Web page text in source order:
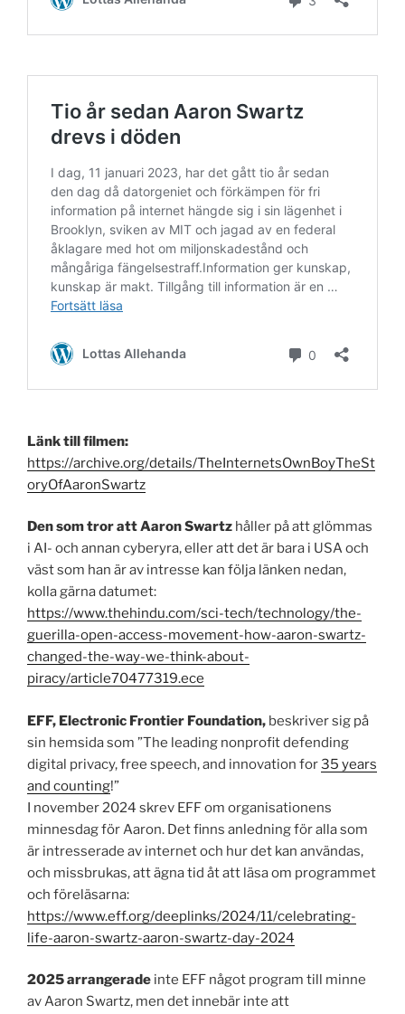
Länk till filmen:
https://archive.org/details/TheInternetsOwnBoyTheSt
oryOfAaronSwartz
Den som tror att Aaron Swartz håller på att glömmas
i AI- och annan cyberyra, eller att det är bara i USA och
väst som han är av intresse kan följa länken nedan,
kolla gärna datumet:
https://www.thehindu.com/sci-tech/technology/the-
guerilla-open-access-movement-how-aaron-swartz-
changed-the-way-we-think-about-
piracy/article70477319.ece
EFF, Electronic Frontier Foundation, beskriver sig på
sin hemsida som ”The leading nonprofit defending
digital privacy, free speech, and innovation for35 years
and counting!”
I november 2024 skrev EFF om organisationens
minnesdag för Aaron. Det finns anledning för alla som
är intresserade av internet och hur det kan användas,
och missbrukas, att ägna tid åt att läsa om programmet
och föreläsarna:
https://www.eff.org/deeplinks/2024/11/celebrating-
life-aaron-swartz-aaron-swartz-day-2024
2025 arrangerade inte EFF något program till minne
av Aaron Swartz, men det innebär inte att